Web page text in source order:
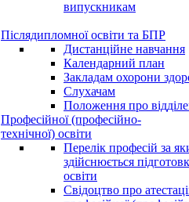
випускникам
Післядипломної освіти та БПР
Дистанційне навчання
Календарний план
Закладам охорони
Слухачам
Положення про
Професійної (професійно-
технічної) освіти
Перелік професій за
здійснюється
освіти
Свідоцтво про